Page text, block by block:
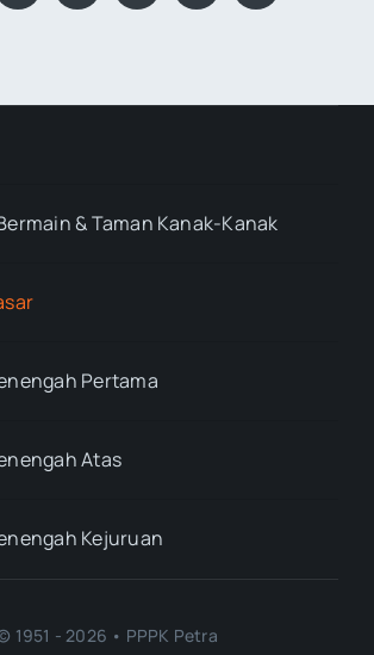
& Taman Kanak-Kanak
Pertama
Atas
Kejuruan
1951 - 2026 • PPPK Petra